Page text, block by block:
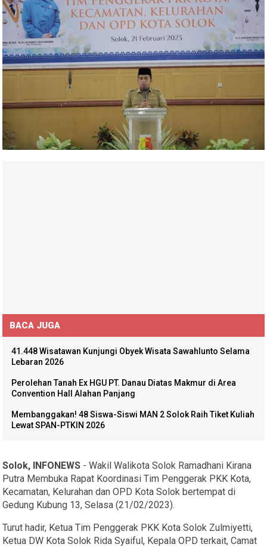
BACA JUGA
41.448 Wisatawan Kunjungi Obyek Wisata Sawahlunto Selama
Lebaran 2026
Perolehan Tanah Ex HGU PT. Danau Diatas Makmur di Area
Convention Hall Alahan Panjang
Membanggakan! 48 Siswa-Siswi MAN 2 Solok Raih Tiket Kuliah
Lewat SPAN-PTKIN 2026
Solok, INFONEWS - Wakil Walikota Solok Ramadhani Kirana
Putra Membuka Rapat Koordinasi Tim Penggerak PKK Kota,
Kecamatan, Kelurahan dan OPD Kota Solok bertempat di
Gedung Kubung 13, Selasa (21/02/2023).
Turut hadir, Ketua Tim Penggerak PKK Kota Solok Zulmiyetti,
Ketua DW Kota Solok Rida Syaiful, Kepala OPD terkait, Camat